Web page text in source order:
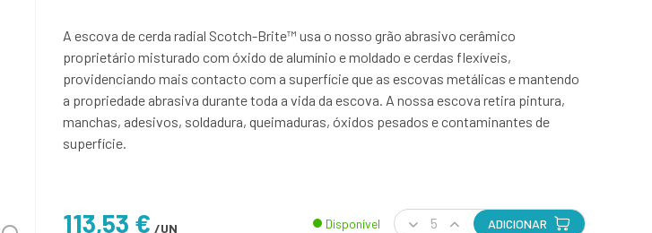
A escova de cerda radial Scotch-Brite™ usa o nosso grão abrasivo cerâmico
proprietário misturado com óxido de alumínio e moldado e cerdas flexíveis,
providenciando mais contacto com a superfície que as escovas metálicas e mantendo
a propriedade abrasiva durante toda a vida da escova. A nossa escova retira pintura,
manchas, adesivos, soldadura, queimaduras, óxidos pesados e contaminantes de
superfície.
113,53 € /UN Disponível ADICIONAR